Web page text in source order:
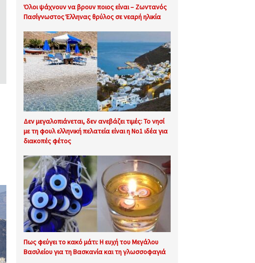
Όλοι ψάχνουν να βρουν ποιος είναι – Ζωντανός
Πασίγνωστος Έλληνας θρύλος σε νεαρή ηλικία
Δεν μεγαλοπιάνεται, δεν ανεβάζει τιμές: Το νησί
με τη φουλ ελληνική πελατεία είναι η No1 ιδέα για
διακοπές φέτος
Πως φεύγει το κακό μάτι: Η ευχή του Μεγάλου
Βασιλείου για τη Βασκανία και τη γλωσσοφαγιά